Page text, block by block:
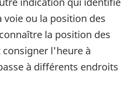
ou la position des
la position des
consigner l'heure à
à différents endroits